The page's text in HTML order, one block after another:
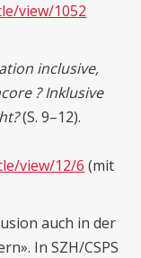
view/1052
inclusive,
?Inklusive
(S. 9–12).
view/12/6 (mit
auch in der
In SZH/CSPS